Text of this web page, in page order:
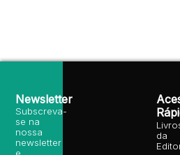
da
Newsletter
Subscreva-
se na
nossa
newsletter
e